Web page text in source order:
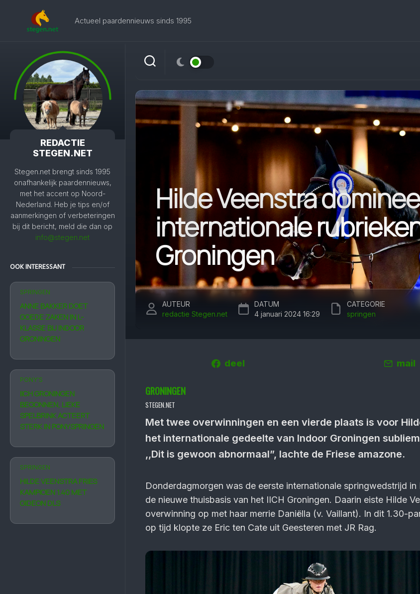
Actueel paardennieuws sinds 1995
REDACTIE
STEGEN.NET
Stegen.net brengt sinds 1995
onafhankelijk paardennieuws,
met het accent op Noord-
Nederland. Heb je tips en/of
aanmerkingen of verbeteringen
bij dit bericht, meld die dan op
info@stegen.net
OOK INTERESSANT
SPRINGEN
ANNE BAKKER DOET
GOEDE ZAKEN IN L-
KLASSE BIJ INDOOR
GRONINGEN
PONY'S
IICH GRONINGEN
BEGONNEN, LIEKE
SPELBRINK ACTEERT
STERK IN PONYSPRINGEN
SPRINGEN
HILDE VEENSTRA FRIES
KAMPIOEN 1.40 MET
GIDEON DLS
Hilde Veenstra
internationale
Groningen
AUTEUR
redactie Stegen.net
DATUM
4 januari 2024 16:29
CATEGORIE
springen
deel mail
GRONINGEN
STEGEN.NET
Met twee overwinningen en een vierde plaats is voor
het internationale gedeelte van Indoor Groningen
,,Dit is gewoon abnormaal”, lachte de Friese amazone.
Donderdagmorgen was de eerste internationale springwedstrijd in
de nieuwe thuisbasis van het IICH Groningen. Daarin eiste Hilde
overwinning op met haar merrie Daniëlla (v. Vaillant). In dit 1.30-
op tijd klopte ze Eric ten Cate uit Geesteren met JR Rag.